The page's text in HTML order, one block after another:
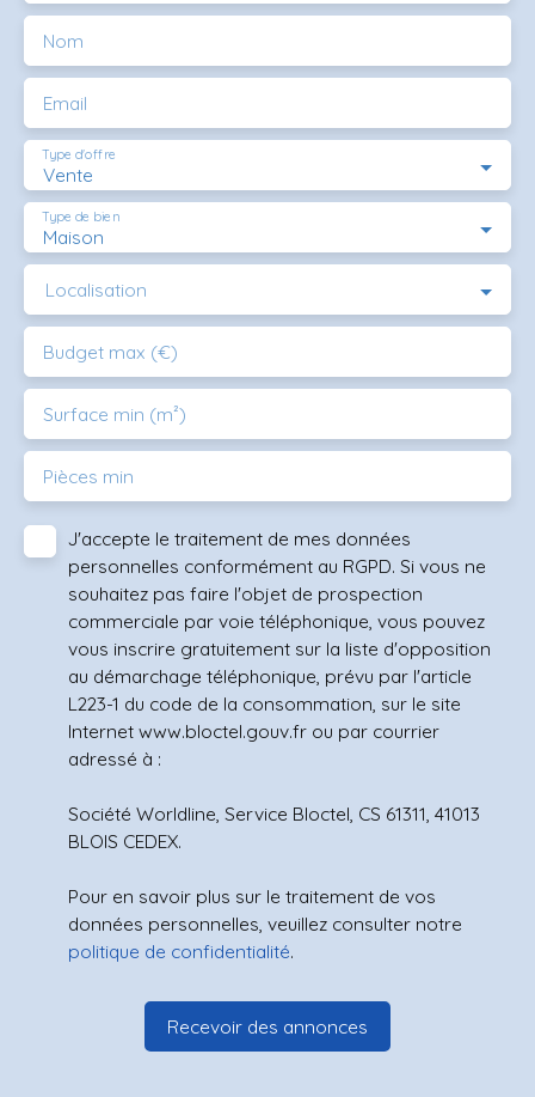
Nom
Email
Vente
Type d'offre
Maison
Type de bien
Localisation
Budget max (€)
Surface min (m²)
Pièces min
J'accepte le traitement de mes données
personnelles conformément au RGPD. Si vous ne
souhaitez pas faire l'objet de prospection
commerciale par voie téléphonique, vous pouvez
vous inscrire gratuitement sur la liste d'opposition
au démarchage téléphonique, prévu par l'article
L223-1 du code de la consommation, sur le site
Internet www.bloctel.gouv.fr ou par courrier
adressé à :
Société Worldline, Service Bloctel, CS 61311, 41013
BLOIS CEDEX.
Pour en savoir plus sur le traitement de vos
données personnelles, veuillez consulter notre
politique de confidentialité.
Recevoir des annonces